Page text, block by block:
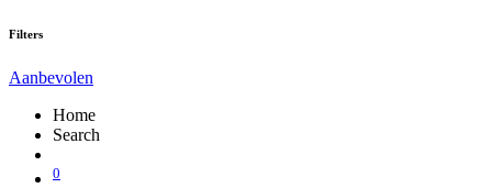
Filters
Aanbevolen
Home
Search
0